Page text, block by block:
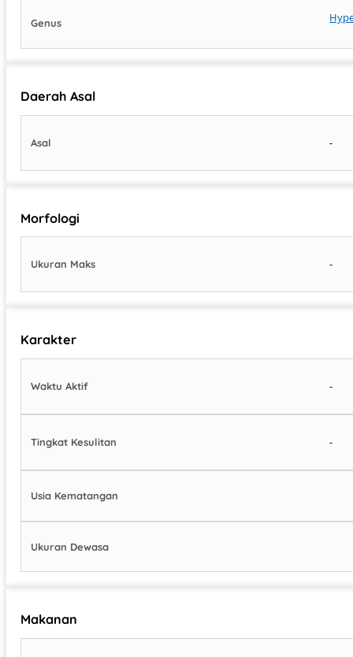
Genus
Daerah Asal
Asal -
Morfologi
Ukuran Maks -
Karakter
Waktu Aktif -
Tingkat Kesulitan -
Usia Kematangan
Ukuran Dewasa
Makanan